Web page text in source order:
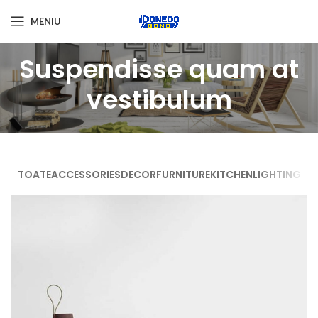
MENIU
Suspendisse quam at
vestibulum
TOATEACCESSORIESDECORFURNITUREKITCHENLIGHTING